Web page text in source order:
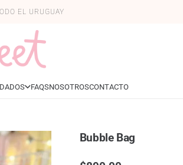
EL URUGUAY
FAQSNOSOTROSCONTACTO
Bubble Bag